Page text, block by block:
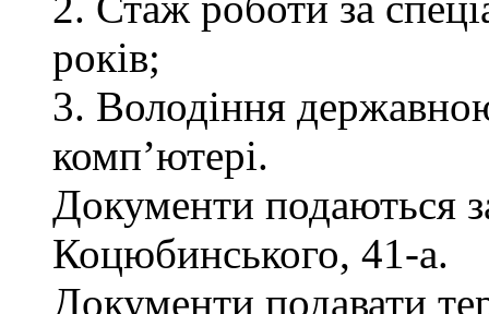
років;
3. Володіння
комп’ютері.
Документи подаються
Коцюбинського, 41-а.
Документи подавати